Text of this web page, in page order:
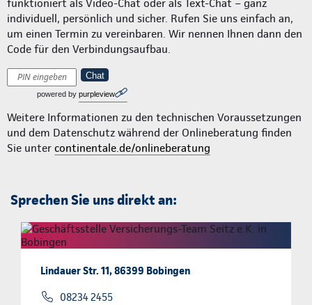
funktioniert als Video-Chat oder als Text-Chat – ganz
individuell, persönlich und sicher. Rufen Sie uns einfach an,
um einen Termin zu vereinbaren. Wir nennen Ihnen dann den
Code für den Verbindungsaufbau.
Chat
powered by purpleview
Weitere Informationen zu den technischen Voraussetzungen
und dem Datenschutz während der Onlineberatung finden
Sie unter continentale.de/onlineberatung
Sprechen Sie uns direkt an:
Lindauer Str. 11, 86399 Bobingen
08234 2455